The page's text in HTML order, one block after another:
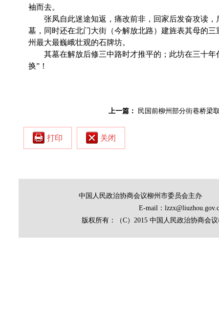
袖而去。
张凤自此迷途知返，痛改前非，回家后发奋攻读
墓，同时还在北门大街（今解放北路）建旌表其母的
州最大最巍峨壮观的石牌坊。
其墓在解放后修三中路时才推平的；此坊在三十
换”！
上一篇： 民国前柳州部分街巷桥梁
打印 关闭
中国人民政治协商会议柳州市委员会主
E-mail：
版权所有：（C）2015 中国人民政治